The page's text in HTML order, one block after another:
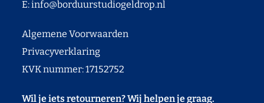
E:info@borduurstudiogeldrop.nl
Algemene Voorwaarden
Privacyverklaring
KVK nummer: 17152752
Wil je iets retourneren? Wij helpen je graag.